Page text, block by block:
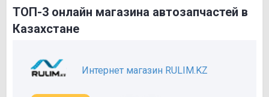
ТОП-3 онлайн магазина автозапчастей в
Казахстане
Интернет магазин RULIM.KZ